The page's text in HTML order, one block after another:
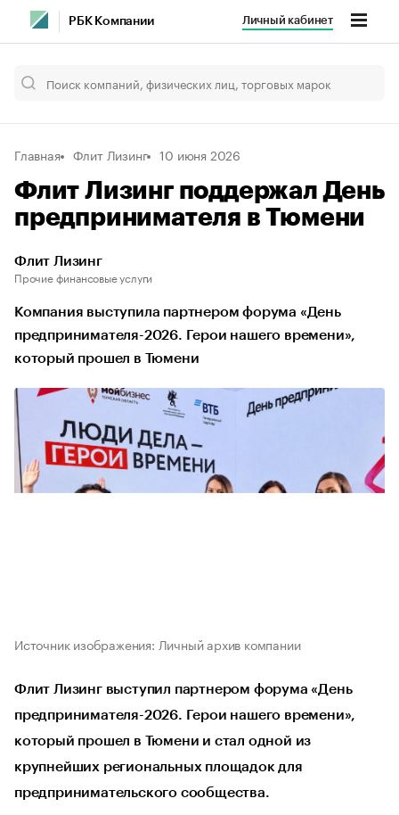
РБК Компании Личный кабинет
Главная Флит Лизинг 10 июня 2026
Флит Лизинг поддержал День
предпринимателя в Тюмени
Флит Лизинг
Прочие финансовые услуги
Компания выступила партнером форума «День
предпринимателя-2026. Герои нашего времени»,
который прошел в Тюмени
Источник изображения: Личный архив компании
Флит Лизинг выступил партнером форума «День
предпринимателя-2026. Герои нашего времени»,
который прошел в Тюмени и стал одной из
крупнейших региональных площадок для
предпринимательского сообщества.